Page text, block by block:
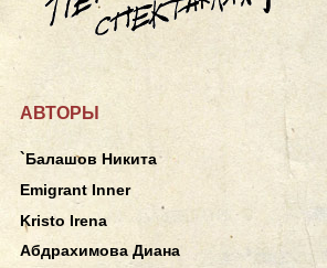
АВТОРЫ
`Балашов Никита
Emigrant Inner
Kristo Irena
Абдрахимова Диана